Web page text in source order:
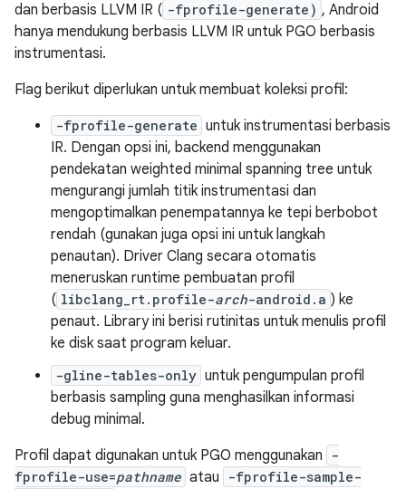
dan berbasis LLVM IR ( -fprofile-generate) , Android
hanya mendukung berbasis LLVM IR untuk PGO berbasis
instrumentasi.
Flag berikut diperlukan untuk membuat koleksi profil:
-fprofile-generate untuk instrumentasi berbasis
IR. Dengan opsi ini, backend menggunakan
pendekatan weighted minimal spanning tree untuk
mengurangi jumlah titik instrumentasi dan
mengoptimalkan penempatannya ke tepi berbobot
rendah (gunakan juga opsi ini untuk langkah
penautan). Driver Clang secara otomatis
meneruskan runtime pembuatan profil
( libclang_rt.profile-arch-android.a ) ke
penaut. Library ini berisi rutinitas untuk menulis profil
ke disk saat program keluar.
-gline-tables-only untuk pengumpulan profil
berbasis sampling guna menghasilkan informasi
debug minimal.
Profil dapat digunakan untuk PGO menggunakan
-
fprofile-use=pathname atau
-fprofile-sample-